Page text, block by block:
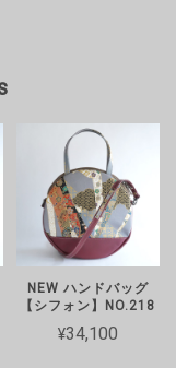
が、SOLD OUTなの
【シフォン】を購入
着物と革の丁寧な縫
ただきます。
度は数ある中か
びいただき、誠
。 せっかく見
望のボディバッ
NEW ハンドバッグ
【シフォン】NO.218
¥34,100